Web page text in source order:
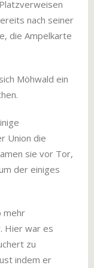
nach seiner
die Ampelkarte
Möhwald ein
Union die
sie vor Tor,
der einiges
mehr
Hier war es
zu
indem er